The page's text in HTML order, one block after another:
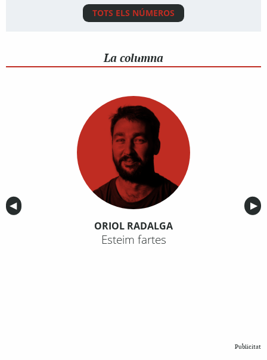
TOTS ELS NÚMEROS
La columna
Anterior
◀︎ ▶︎
ORIOL RADALGA
Esteim fartes
Publicitat